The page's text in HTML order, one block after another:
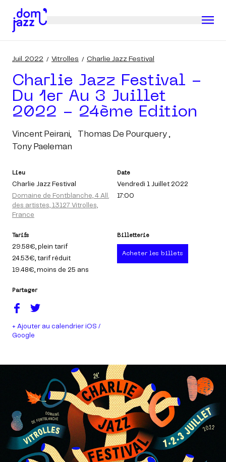
Juil. 2022 Vitrolles Charlie Jazz Festival
Charlie Jazz Festival -
Du 1er Au 3 Juillet
2022 - 24ème Edition
Vincent Peirani,
Thomas De Pourquery ,
Tony Paeleman
Lieu
Charlie Jazz Festival
Domaine de Fontblanche, 4 All.
des artistes, 13127 Vitrolles,
France
Date
Vendredi 1 Juillet 2022
17:00
Tarifs
29.58€, plein tarif
24.53€, tarif réduit
19.48€, moins de 25 ans
Billetterie
Acheter les billets
Partager
+ Ajouter au calendrier iOS /
Google